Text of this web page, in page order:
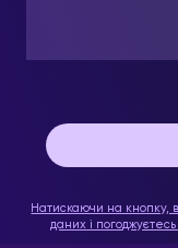
Натискаючи на кнопку,
даних і